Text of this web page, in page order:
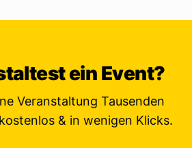
ein Event?
Veranstaltung Tausenden
& in wenigen Klicks.